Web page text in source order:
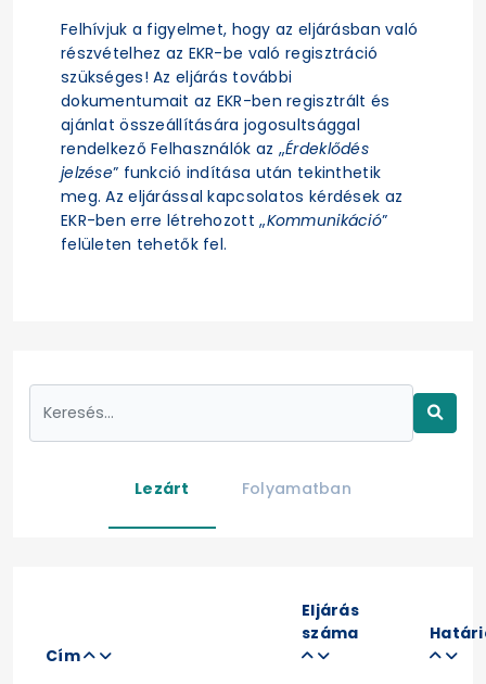
Felhívjuk a figyelmet, hogy az eljárásban való
részvételhez az EKR-be való regisztráció
szükséges! Az eljárás további
dokumentumait az EKR-ben regisztrált és
ajánlat összeállítására jogosultsággal
rendelkező Felhasználók az „Érdeklődés
jelzése” funkció indítása után tekinthetik
meg. Az eljárással kapcsolatos kérdések az
EKR-ben erre létrehozott „Kommunikáció”
felületen tehetők fel.
Lezárt Folyamatban
Cím
Eljárás
száma